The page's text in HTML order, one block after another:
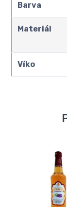
Barva
Materiál
Víko